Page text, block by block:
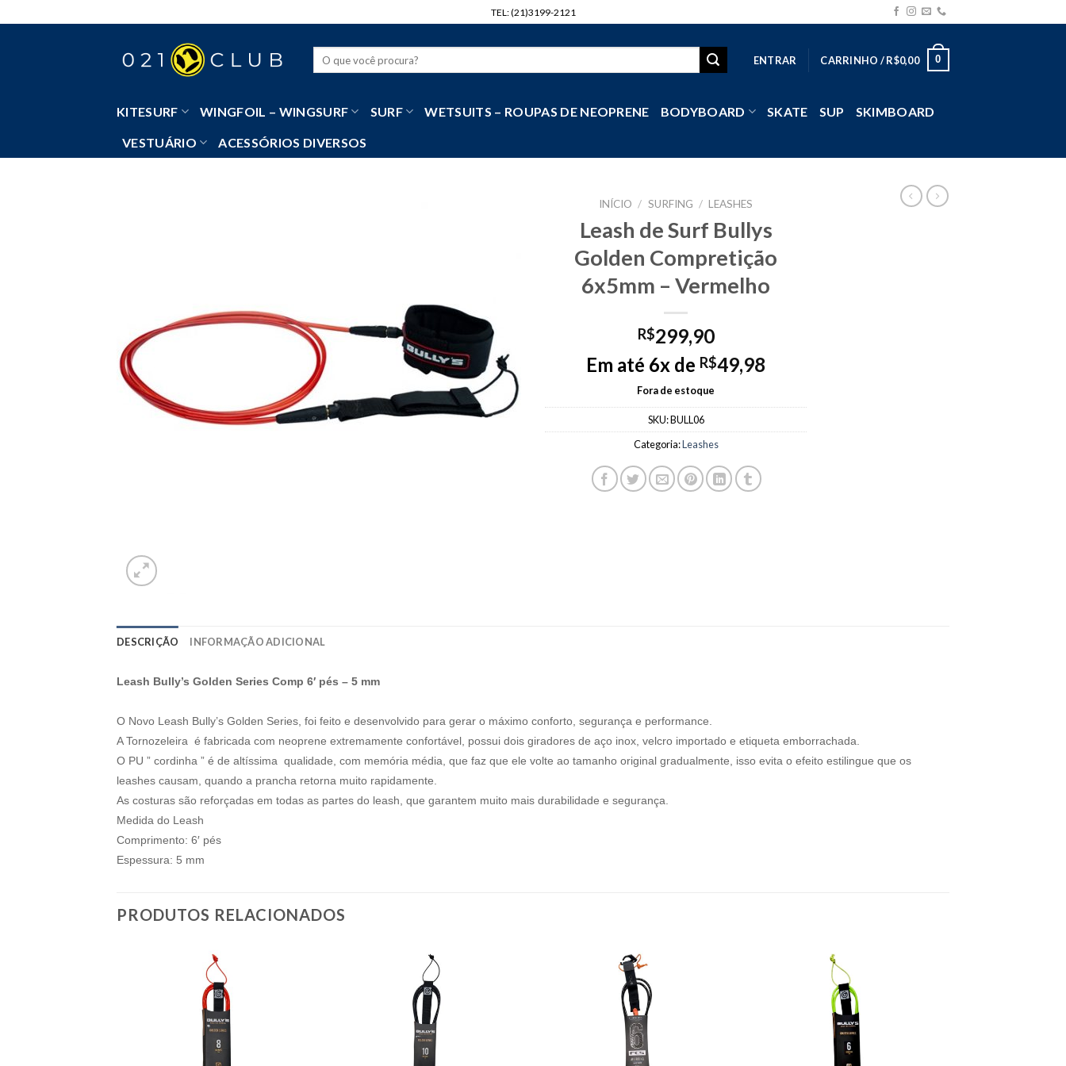
to
TEL: (21)3199-2121
ENTRAR CARRINHO /R$0,00 0
KITESURF WINGFOIL – WINGSURF SURF WETSUITS – ROUPAS DE NEOPRENE BODYBOARD SKATE SUP SKIMBOARD
VESTUÁRIO ACESSÓRIOS DIVERSOS
INÍCIO / SURFING / LEASHES
Leash de Surf Bullys
Golden Compretição
6x5mm – Vermelho
R$299,90
Em até 6x de R$49,98
Fora de estoque
SKU:BULL06
Categoria:Leashes
DESCRIÇÃO INFORMAÇÃO ADICIONAL
Leash Bully’s Golden Series Comp 6′ pés – 5 mm
O Novo Leash Bully’s Golden Series, foi feito e desenvolvido para gerar o máximo conforto, segurança e performance.
A Tornozeleira é fabricada com neoprene extremamente confortável, possui dois giradores de aço inox, velcro importado e etiqueta emborrachada.
O PU ” cordinha ” é de altíssima qualidade, com memória média, que faz que ele volte ao tamanho original gradualmente, isso evita o efeito estilingue que os
leashes causam, quando a prancha retorna muito rapidamente.
As costuras são reforçadas em todas as partes do leash, que garantem muito mais durabilidade e segurança.
Medida do Leash
Comprimento: 6′ pés
Espessura: 5 mm
PRODUTOS RELACIONADOS